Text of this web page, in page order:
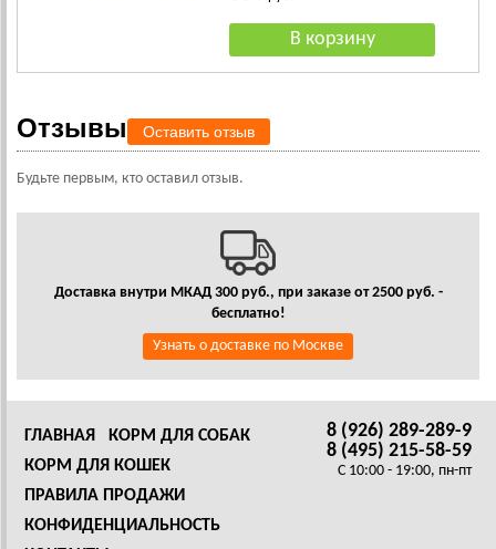
Отзывы Оставить отзыв
Будьте первым, кто оставил отзыв.
Доставка внутри МКАД 300 руб., при заказе от 2500 руб. -
бесплатно!
Узнать о доставке по Москве
8 (926) 289-289-9
8 (495) 215-58-59
C 10:00 - 19:00, пн-пт
ГЛАВНАЯ
КОРМ ДЛЯ СОБАК
КОРМ ДЛЯ КОШЕК
ПРАВИЛА ПРОДАЖИ
КОНФИДЕНЦИАЛЬНОСТЬ